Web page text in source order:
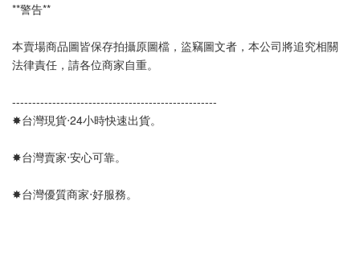
**警告**
本賣場商品圖皆保存拍攝原圖檔，盜竊圖文者，本公司將追究相關
法律責任，請各位商家自重。
---------------------------------------------------
✸台灣現貨‧24小時快速出貨。
✸台灣賣家‧安心可靠。
✸台灣優質商家‧好服務。